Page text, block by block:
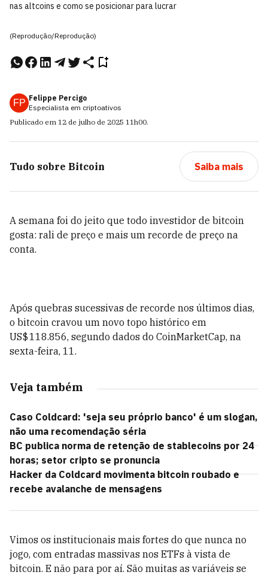
nas altcoins e como se posicionar para lucrar
(Reprodução/Reprodução)
FP Felippe Percigo
Especialista em criptoativos
Publicado em 12 de julho de 2025 11h00.
Tudo sobre Bitcoin Saiba mais
A semana foi do jeito que todo investidor de bitcoin
gosta: rali de preço e mais um recorde de preço na
conta.
Após quebras sucessivas de recorde nos últimos dias,
o bitcoin cravou um novo topo histórico em
US$ 118.856, segundo dados do CoinMarketCap, na
sexta-feira, 11.
Veja também
Caso Coldcard: 'seja seu próprio banco' é um slogan,
não uma recomendação séria
BC publica norma de retenção de stablecoins por 24
horas; setor cripto se pronuncia
Hacker da Coldcard movimenta bitcoin roubado e
recebe avalanche de mensagens
Vimos os institucionais mais fortes do que nunca no
jogo, com entradas massivas nos ETFs à vista de
bitcoin. E não para por aí. São muitas as variáveis se